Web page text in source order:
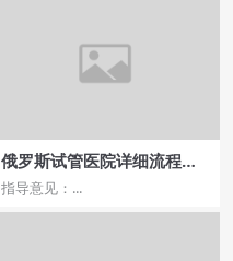
俄罗斯试管医院详细流程解
析，步骤全攻略！
指导意见：...